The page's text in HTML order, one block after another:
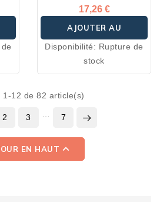
17,26 €
AJOUTER AU
PANIER
Disponibilité: Rupture de
stock
1-12 de 82 article(s)
2 3 7
EN HAUT 